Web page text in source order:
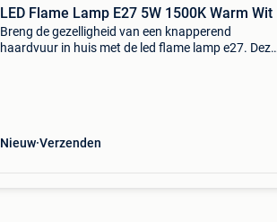
LED Flame Lamp E27 5W 1500K Warm Wit
Breng de gezelligheid van een knapperend
haardvuur in huis met de led flame lamp e27. Deze
Nieuw Verzenden